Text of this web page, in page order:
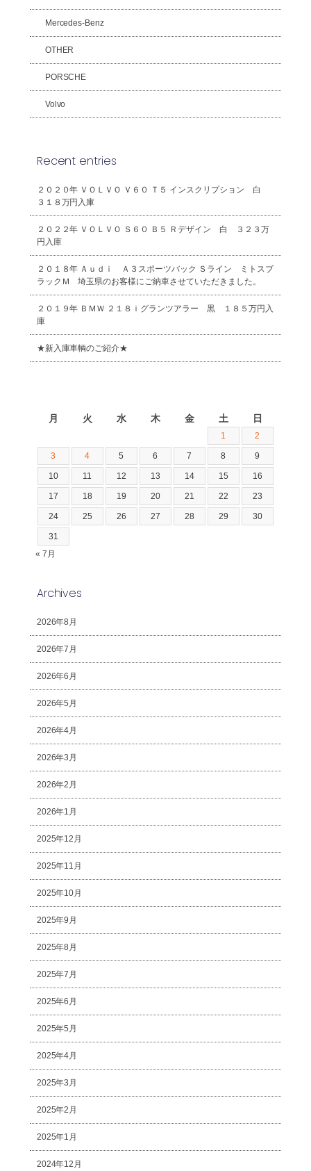
Mercedes-Benz
OTHER
PORSCHE
Volvo
Recent entries
２０２０年 ＶＯＬＶＯ Ｖ６０ Ｔ５ インスクリプション 白
３１８万円入庫
２０２２年 ＶＯＬＶＯ Ｓ６０ Ｂ５ Ｒデザイン 白 ３２３万
円入庫
２０１８年 Ａｕｄｉ Ａ３スポーツバック Ｓライン ミトスブ
ラックＭ 埼玉県のお客様にご納車させていただきました。
２０１９年 ＢＭＷ ２１８ｉグランツアラー 黒 １８５万円入
庫
★新入庫車輌のご紹介★
月 火 水 木 金 土 日
1 2
3 4 5 6 7 8 9
10 11 12 13 14 15 16
17 18 19 20 21 22 23
24 25 26 27 28 29 30
31
« 7月
Archives
2026年8月
2026年7月
2026年6月
2026年5月
2026年4月
2026年3月
2026年2月
2026年1月
2025年12月
2025年11月
2025年10月
2025年9月
2025年8月
2025年7月
2025年6月
2025年5月
2025年4月
2025年3月
2025年2月
2025年1月
2024年12月